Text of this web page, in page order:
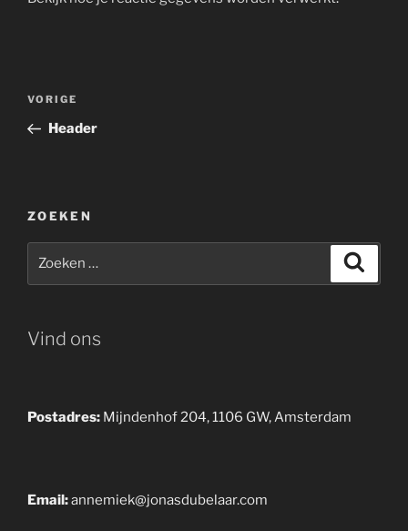
Bericht
Vorig
bericht
VORIGE
Header
ZOEKEN
Vind ons
Postadres: Mijndenhof 204, 1106 GW, Amsterdam
Email:annemiek@jonasdubelaar.com